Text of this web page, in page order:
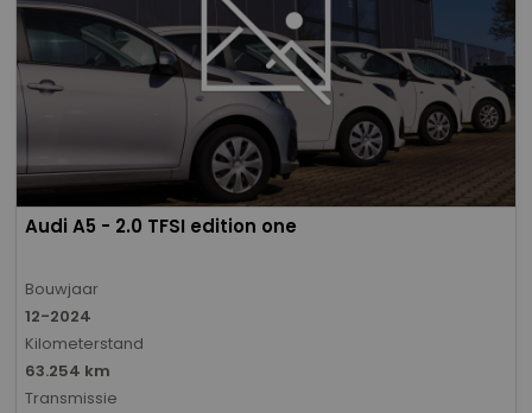
Audi A5 - 2.0 TFSI edition one
Bouwjaar
12-2024
Kilometerstand
63.254 km
Transmissie